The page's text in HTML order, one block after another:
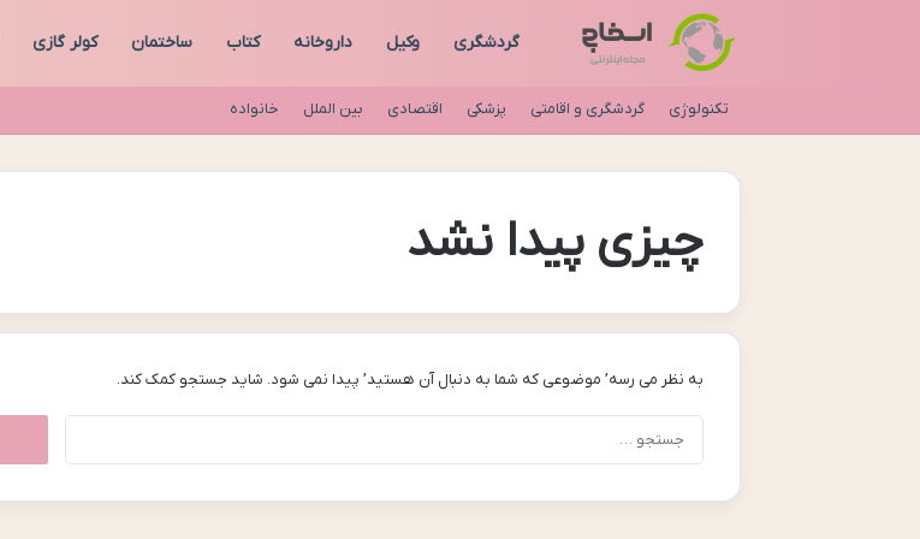
گردشگری وکیل داروخانه کتاب ساختمان کولر گازی
تکنولوژی گردشگری و اقامتی پزشکی اقتصادی بین الملل خانواده
چیزی پیدا نشد
به نظر می رسه’ موضوعی که شما به دنبال آن هستید’ پیدا نمی شود. شاید جستجو کمک کند.